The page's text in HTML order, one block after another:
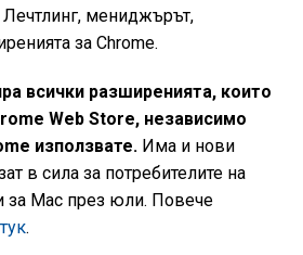
мениджърът,
за Chrome.
всички разширенията, които
Web Store, независимо
използвате.Има и нови
в сила за потребителите на
за Mac през юли. Повече
тук.